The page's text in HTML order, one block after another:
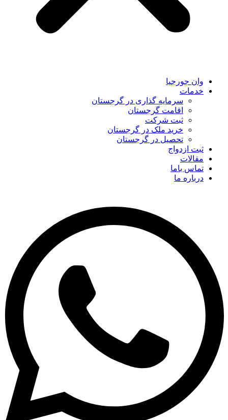
وان جورجیا
خدمات
سرمایه گذاری در گرجستان
اقامت گرجستان
ثبت شرکت
خرید ملک در گرجستان
تحصیل در گرجستان
ثبت ازدواج
مقالات
تماس باما
درباره ما